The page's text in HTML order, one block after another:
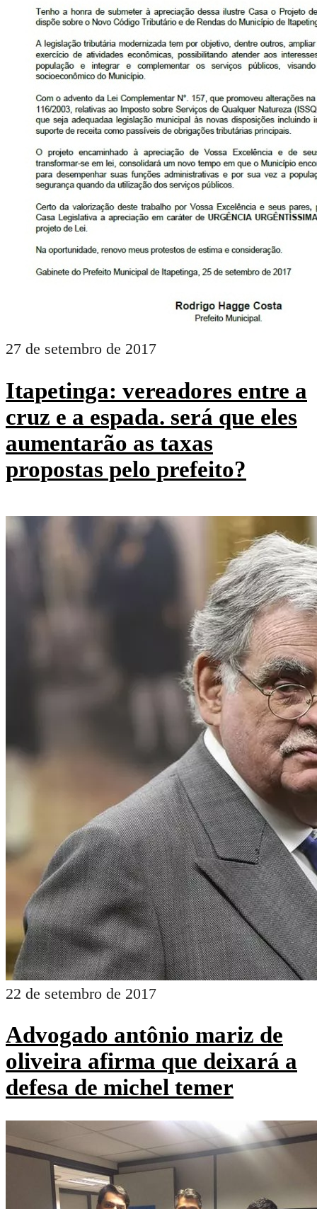
27 de setembro de 2017
Itapetinga: vereadores entre a
cruz e a espada. será que eles
aumentarão as taxas
propostas pelo prefeito?
22 de setembro de 2017
Advogado antônio mariz de
oliveira afirma que deixará a
defesa de michel temer